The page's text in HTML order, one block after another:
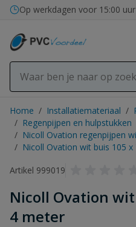
Ga naar de inhoud
Op werkdagen voor 15:00
Home / Installatiemateriaal /
/ Regenpijpen en hulpstukken
/ Nicoll Ovation regenpijpen
/ Nicoll Ovation wit buis 105
Artikel 999019
Nicoll Ovation
4 meter